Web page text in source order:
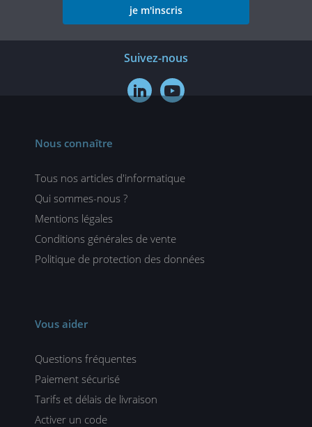
je m'inscris
Suivez-nous
 
Nous connaître
Tous nos articles d'informatique
Qui sommes-nous ?
Mentions légales
Conditions générales de vente
Politique de protection des données
Vous aider
Questions fréquentes
Paiement sécurisé
Tarifs et délais de livraison
Activer un code